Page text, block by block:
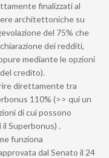
finalizzati al
architettoniche su
del 75% che
dei redditi,
mediante le opzioni
credito).
direttamente tra
110% (>> qui un
di cui possono
Superbonus) .
funziona
dal Senato il 24